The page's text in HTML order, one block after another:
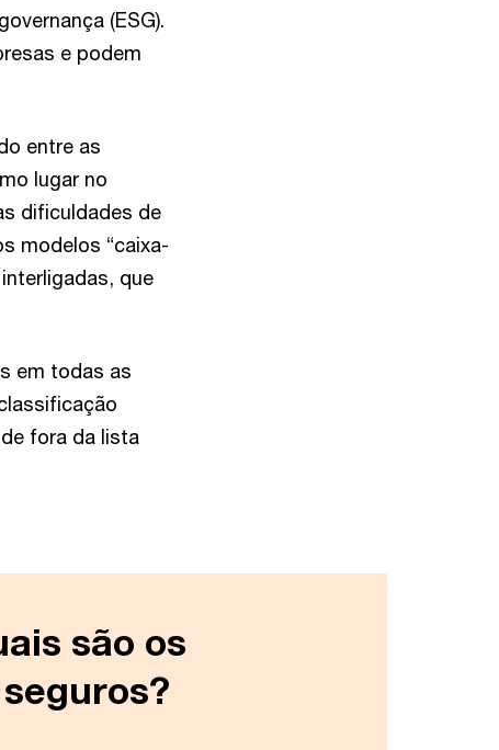
(ESG).
e podem
entre as
lugar no
dificuldades de
modelos “caixa-
que
em todas as
fora da lista
são os